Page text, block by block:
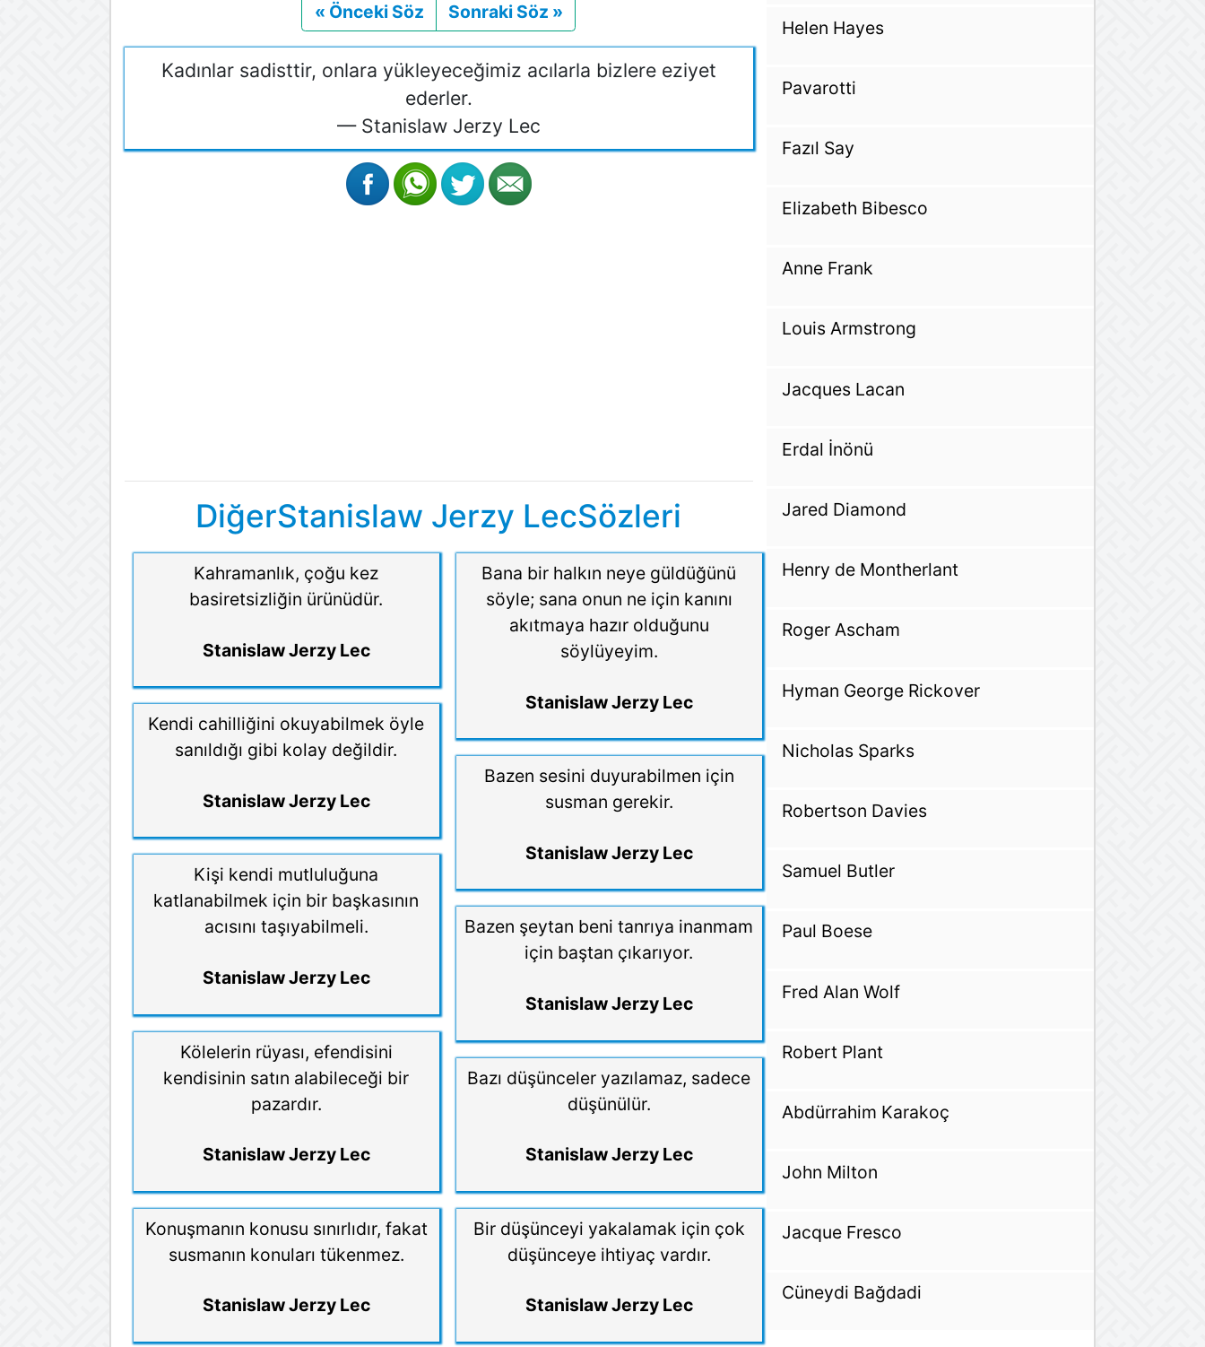
« Önceki Söz Önceki
Sonraki Söz »
Kadınlar sadisttir, onlara yükleyeceğimiz acılarla bizlere eziyet
ederler.
— Stanislaw Jerzy Lec
DiğerStanislaw Jerzy LecSözleri
Kahramanlık, çoğu kez
basiretsizliğin ürünüdür.
Stanislaw Jerzy Lec
Kendi cahilliğini okuyabilmek öyle
sanıldığı gibi kolay değildir.
Stanislaw Jerzy Lec
Kişi kendi mutluluğuna
katlanabilmek için bir başkasının
acısını taşıyabilmeli.
Stanislaw Jerzy Lec
Kölelerin rüyası, efendisini
kendisinin satın alabileceği bir
pazardır.
Stanislaw Jerzy Lec
Konuşmanın konusu sınırlıdır, fakat
susmanın konuları tükenmez.
Stanislaw Jerzy Lec
Bana bir halkın neye güldüğünü
söyle; sana onun ne için kanını
akıtmaya hazır olduğunu
söylüyeyim.
Stanislaw Jerzy Lec
Bazen sesini duyurabilmen için
susman gerekir.
Stanislaw Jerzy Lec
Bazen şeytan beni tanrıya inanmam
için baştan çıkarıyor.
Stanislaw Jerzy Lec
Bazı düşünceler yazılamaz, sadece
düşünülür.
Stanislaw Jerzy Lec
Bir düşünceyi yakalamak için çok
düşünceye ihtiyaç vardır.
Stanislaw Jerzy Lec
Helen Hayes
Pavarotti
Fazıl Say
Elizabeth Bibesco
Anne Frank
Louis Armstrong
Jacques Lacan
Erdal İnönü
Jared Diamond
Henry de Montherlant
Roger Ascham
Hyman George Rickover
Nicholas Sparks
Robertson Davies
Samuel Butler
Paul Boese
Fred Alan Wolf
Robert Plant
Abdürrahim Karakoç
John Milton
Jacque Fresco
Cüneydi Bağdadi